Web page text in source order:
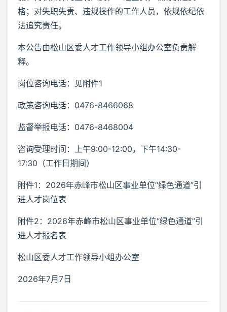
格；对失职失责、违规操作的工作人员，依规依纪依
法追究责任。
本公告由松山区委人才工作领导小组办公室负责解
释。
岗位咨询电话：见附件1
政策咨询电话：0476-8466068
监督举报电话：0476-8468004
咨询受理时间：上午9:00-12:00，下午14:30-
17:30（工作日期间）
附件1：2026年赤峰市松山区事业单位“绿色通道”引
进人才岗位表
附件2：2026年赤峰市松山区事业单位“绿色通道”引
进人才报名表
松山区委人才工作领导小组办公室
2026年7月7日